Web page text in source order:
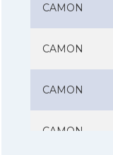
CAMON
CAMON
CAMON
CAMON